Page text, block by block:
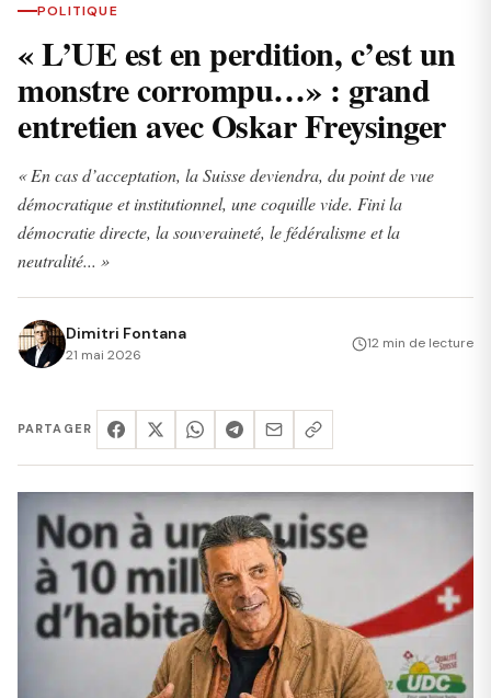
POLITIQUE
« L’UE est en perdition, c’est un
monstre corrompu…» : grand
entretien avec Oskar Freysinger
« En cas d’acceptation, la Suisse deviendra, du point de vue
démocratique et institutionnel, une coquille vide. Fini la
démocratie directe, la souveraineté, le fédéralisme et la
neutralité... »
Dimitri Fontana
21 mai 2026
12 min de lecture
PARTAGER